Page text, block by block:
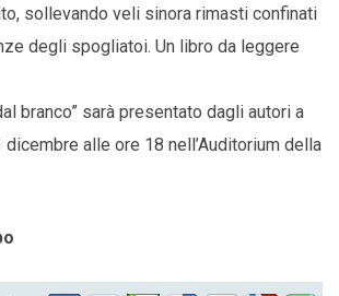
sollevando veli sinora rimasti confinati
degli spogliatoi. Un libro da leggere
branco” sarà presentato dagli autori a
alle ore 18 nell’Auditorium della